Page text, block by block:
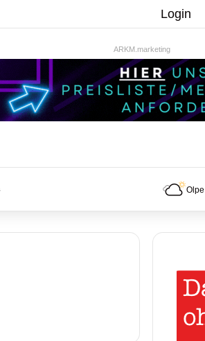
Login
ARKM.marketing
Olpe